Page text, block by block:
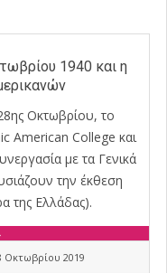
1940 και η
Οκτωβρίου, το
American College και
με τα Γενικά
την έκθεση
της Ελλάδας).
Οκτωβρίου 2019